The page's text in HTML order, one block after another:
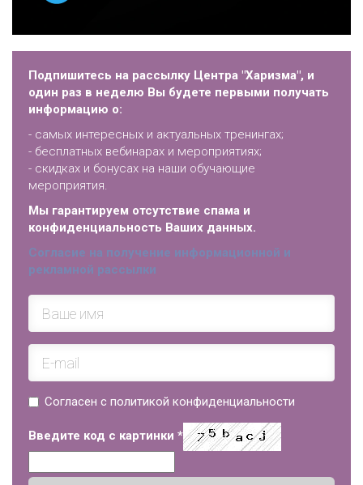
Подпишитесь на рассылку Центра "Харизма", и
один раз в неделю Вы будете первыми получать
информацию о:
- самых интересных и актуальных тренингах;
- бесплатных вебинарах и мероприятиях;
- скидках и бонусах на наши обучающие
мероприятия.
Мы гарантируем отсутствие спама и
конфиденциальность Ваших данных.
Согласие на получение информационной и
рекламной рассылки
Согласен с политикой конфиденциальности
Введите код с картинки *